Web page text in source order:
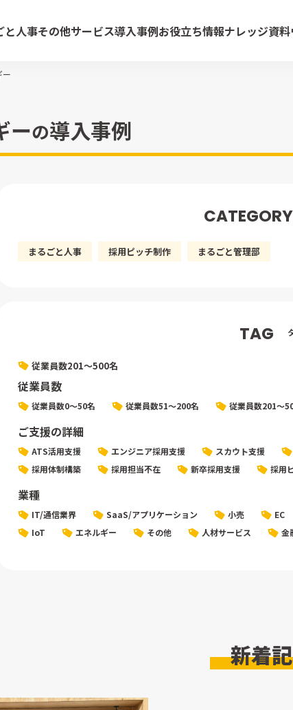
と人事その他サービス導入事例お役立ち情報ナレッジ資料
ー
ーの導入事例
CATEGORY
まるごと人事 採用ピッチ制作 まるごと管理部
TAG
従業員数201〜500名
従業員数
従業員数0〜50名 従業員数51〜200名 従業員数201〜
ご支援の詳細
ATS活用支援 エンジニア採用支援 スカウト支援
採用体制構築
採用担当不在 新卒採用支援 採用
業種
IT/通信業界 SaaS/アプリケーション 小売 EC
IoT
エネルギー その他 人材サービス 金
新着